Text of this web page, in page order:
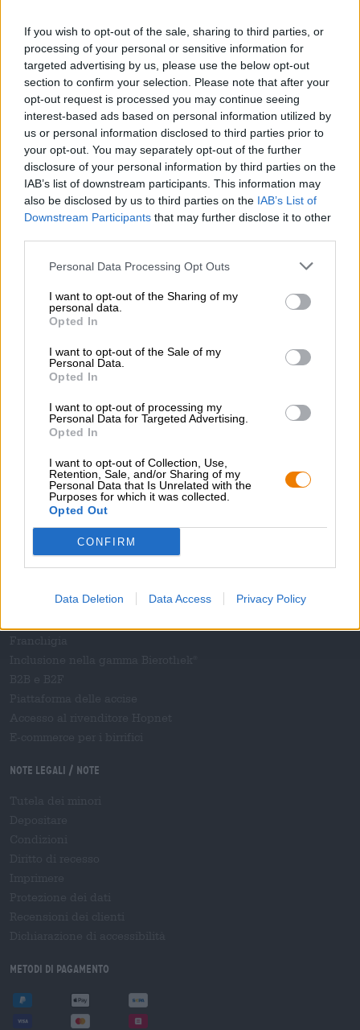
If you wish to opt-out of the sale, sharing to third parties, or
processing of your personal or sensitive information for
targeted advertising by us, please use the below opt-out
section to confirm your selection. Please note that after your
opt-out request is processed you may continue seeing
interest-based ads based on personal information utilized by
us or personal information disclosed to third parties prior to
your opt-out. You may separately opt-out of the further
disclosure of your personal information by third parties on the
IAB’s list of downstream participants. This information may
also be disclosed by us to third parties on the IAB’s List of
Downstream Participants that may further disclose it to other
Personal Data Processing Opt Outs
I want to opt-out of the Sharing of my
personal data.
Opted In
I want to opt-out of the Sale of my
Personal Data.
Opted In
I want to opt-out of processing my
Personal Data for Targeted Advertising.
Opted In
I want to opt-out of Collection, Use,
Retention, Sale, and/or Sharing of my
Personal Data that Is Unrelated with the
Purposes for which it was collected.
Opted Out
CONFIRM
Data Deletion Data Access Privacy Policy
Scopri altri birrifici.
1
Sali a bordo!
'Iscriviti alla newsletter'
A proposito della Bierothek
Offerte di lavoro alla Bierothek
Sostenibilità
Passeggiata
Contatto
Corporativo
Ti aiutiamo noi
Seminari sulla birra
Metodi di pagamento
/ Internazionale
Domande frequenti
Note legali / Note
Metodi di pagamento